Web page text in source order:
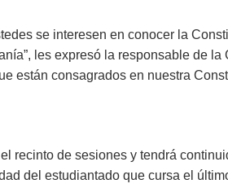
se interesen en conocer la
les expresó la responsable de la
están consagrados en nuestra
recinto de sesiones y tendrá
del estudiantado que cursa el